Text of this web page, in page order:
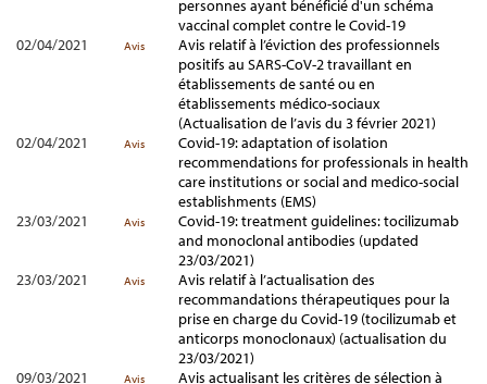
personnes ayant bénéficié d'un schéma
vaccinal complet contre le Covid-19
02/04/2021
Avis
Avis relatif à l’éviction des professionnels
positifs au SARS-CoV-2 travaillant en
établissements de santé ou en
établissements médico-sociaux
(Actualisation de l’avis du 3 février 2021)
02/04/2021
Avis
Covid-19: adaptation of isolation
recommendations for professionals in health
care institutions or social and medico-social
establishments (EMS)
23/03/2021
Avis
Covid-19: treatment guidelines: tocilizumab
and monoclonal antibodies (updated
23/03/2021)
23/03/2021
Avis
Avis relatif à l’actualisation des
recommandations thérapeutiques pour la
prise en charge du Covid-19 (tocilizumab et
anticorps monoclonaux) (actualisation du
23/03/2021)
09/03/2021
Avis
Avis actualisant les critères de sélection à